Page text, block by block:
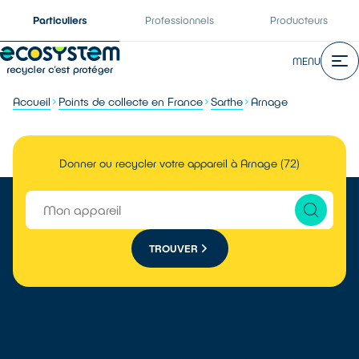
Particuliers Professionnels Producteurs
MENU
Accueil Points de collecte en France Sarthe Arnage
Donner ou recycler votre appareil à Arnage (72)
TROUVER